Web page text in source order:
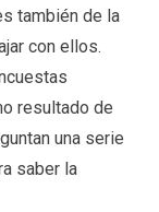
también de la
con ellos.
resultado de
una serie
saber la